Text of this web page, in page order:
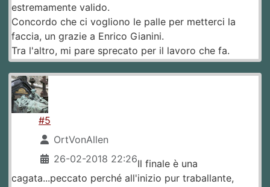
estremamente valido.
Concordo che ci vogliono le palle per metterci la
faccia, un grazie a Enrico Gianini.
Tra l'altro, mi pare sprecato per il lavoro che fa.
#5
OrtVonAllen
26-02-2018 22:26Il finale è una
cagata...peccato perché all'inizio pur traballante,